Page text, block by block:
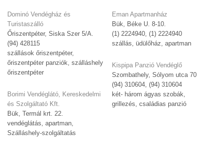
Dominó Vendégház és
Turistaszálló
Őriszentpéter, Siska Szer 5/A.
(94) 428115
szállások őriszentpéter,
őriszentpéter panziók, szálláshely
őriszentpéter
Borimi Vendéglátó, Kereskedelmi
és Szolgáltató Kft.
Bük, Termál krt. 22.
vendéglátás, apartman,
Szálláshely-szolgáltatás
Eman Apartmanház
Bük, Béke U. 8-10.
(1) 2224940, (1) 2224940
szállás, üdülőház, apartman
Kispipa Panzió Vendéglő
Szombathely, Sólyom utca 70
(94) 310604, (94) 310604
két- három ágyas szobák,
grillezés, családias panzió